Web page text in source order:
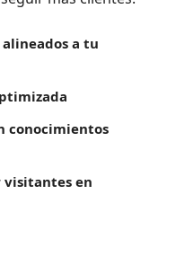
alineados a tu
conocimientos
visitantes en